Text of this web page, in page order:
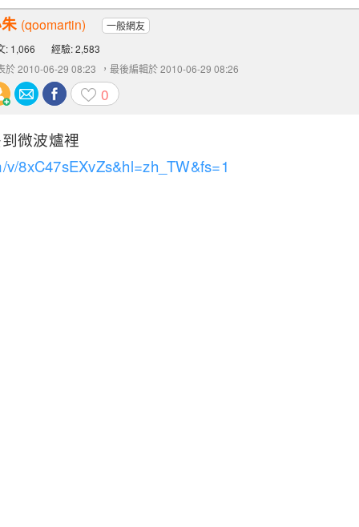
(qoomartin)
一般網友
: 1,066
經驗: 2,583
於 2010-06-29 08:23
，最後編輯於 2010-06-29 08:26
0
微波爐裡
v/8xC47sEXvZs&hl=zh_TW&fs=1